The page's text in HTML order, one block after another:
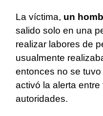
La víctima, un
salido solo en una
realizar labores de
usualmente
entonces no se
activó la alerta entre
autoridades.